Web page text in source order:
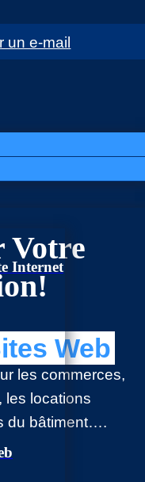
un e-mail
Internet
Votre
votre boîte
Web
les commerces,
les locations
du bâtiment….